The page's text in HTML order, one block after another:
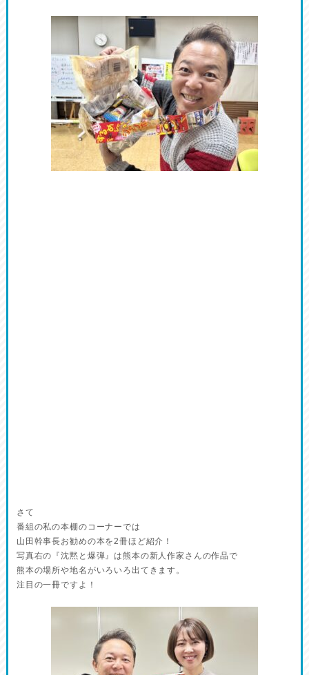
さて
番組の私の本棚のコーナーでは
山田幹事長お勧めの本を2冊ほど紹介！
写真右の『沈黙と爆弾』は熊本の新人作家さんの作品で
熊本の場所や地名がいろいろ出てきます。
注目の一冊ですよ！